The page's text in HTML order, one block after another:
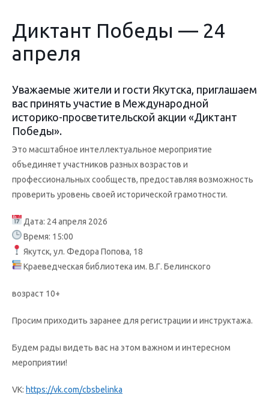
Диктант Победы — 24
апреля
Уважаемые жители и гости Якутска, приглашаем
вас принять участие в Международной
историко-просветительской акции «Диктант
Победы».
Это масштабное интеллектуальное мероприятие
объединяет участников разных возрастов и
профессиональных сообществ, предоставляя возможность
проверить уровень своей исторической грамотности.
Дата: 24 апреля 2026
Время: 15:00
Якутск, ул. Федора Попова, 18
Краеведческая библиотека им. В.Г. Белинского
возраст 10+
Просим приходить заранее для регистрации и инструктажа.
Будем рады видеть вас на этом важном и интересном
мероприятии!
VK: https://vk.com/cbsbelinka